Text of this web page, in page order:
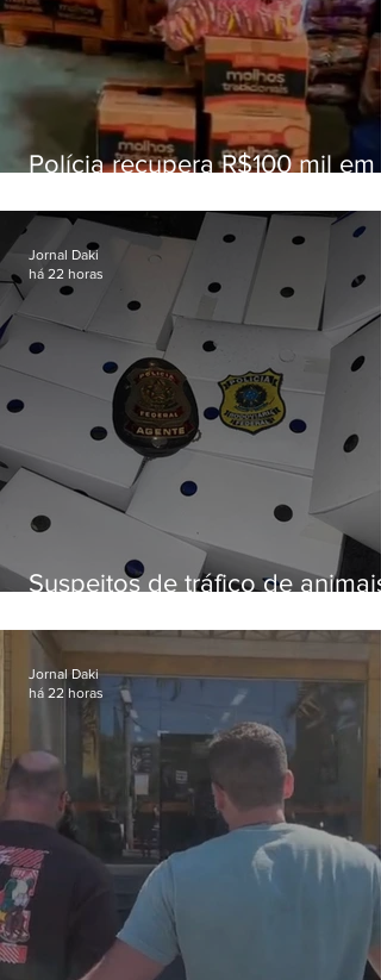
Polícia recupera R$100 mil em
Fluminense
Suspeitos de tráfico de animais
aves
Jornal Daki
há 22 horas
Jornal Daki
há 22 horas